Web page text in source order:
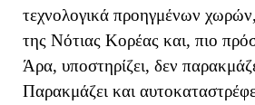
τεχνολογικά προηγμένων χωρών,
της Νότιας Κορέας και, πιο
Άρα, υποστηρίζει, δεν
Παρακμάζει και